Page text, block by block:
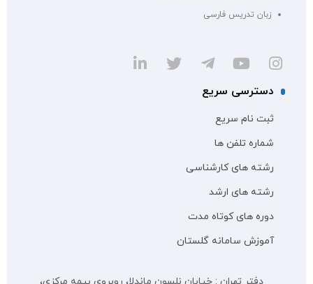
زبان تدریس فارسی
دسترسی سریع
ثبت نام سریع
شماره تلفن ها
رشته های کارشناسی
رشته های ارشد
دوره های کوتاه مدت
آموزش سامانه گلستان